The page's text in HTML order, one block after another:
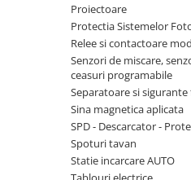
Banda LED si transformatoare
Becuri incandescente si halogn
Becuri si tuburi LED
Corpuri de iluminat
Aplice perete
Proiectoare
Spoturi tavan
Proiectoare
Protectia Sistemelor
Relee si contactoare
Senzori de miscare,
ceasuri programabile
Separatoare si sigurante
Sina magnetica aplicata
SPD - Descarcator -
Spoturi tavan
Statie incarcare AUTO